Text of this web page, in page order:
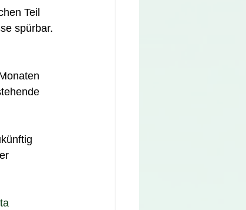
Teil
spürbar.